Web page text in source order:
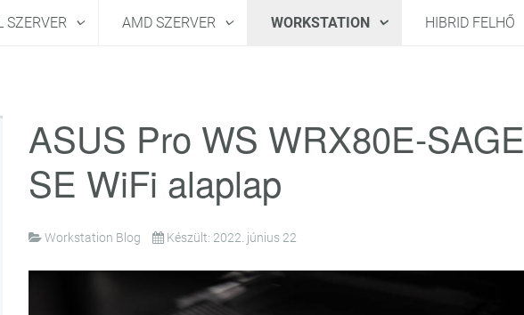
SZERVER AMD SZERVER WORKSTATION HIBRID FELHŐ
ASUS Pro WS WRX80E-SAGE
SE WiFi alaplap
Workstation Blog Készült: 2022. június 22